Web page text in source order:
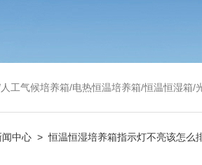
培养箱/电热恒温培养箱/恒温恒湿箱/光照培养箱/二氧化碳培养箱等/恒
闻中心 > 恒温恒湿培养箱指示灯不亮该怎么